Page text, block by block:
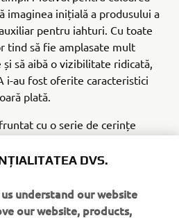
imaginea inițială a produsului a
pentru iahturi. Cu toate
tind să fie amplasate mult
să aibă o vizibilitate ridicată,
i-au fost oferite caracteristici
plată.
cu o serie de cerințe
secțiunii superioare pentru a
care să satisfacă cerințele de
DVS.
understand our website
our website, products,